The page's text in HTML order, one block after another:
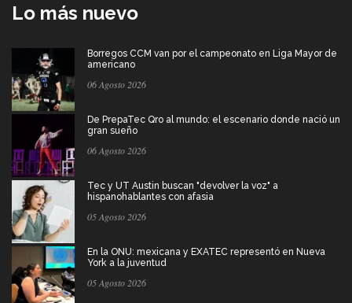
Lo más nuevo
Borregos CCM van por el campeonato en Liga Mayor de
americano
06 Agosto 2026
De PrepaTec Qro al mundo: el escenario donde nació un
gran sueño
06 Agosto 2026
Tec y UT Austin buscan "devolver la voz" a
hispanohablantes con afasia
05 Agosto 2026
En la ONU: mexicana y EXATEC representó en Nueva
York a la juventud
05 Agosto 2026